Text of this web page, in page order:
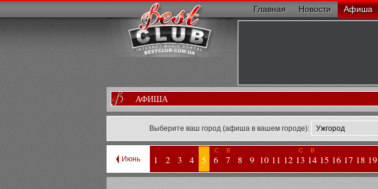
Главная Новости Афиша
АФИША
Выберите ваш город (афиша в вашем городе):
Июнь 1 2 3 4 5
С
6
В
7 8 9 10 11 12
С
13
В
14 15 16 17 18 19